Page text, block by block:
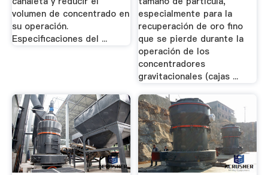
volumen de concentrado en
su operación.
Especificaciones del ...
especialmente para la
recuperación de oro fino
que se pierde durante la
operación de los
concentradores
gravitacionales (cajas ...